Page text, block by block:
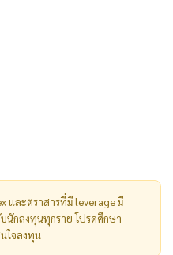
และตราสารที่มี leverage มี
บนักลงทุนทุกราย โปรดศึกษา
ใจลงทุน